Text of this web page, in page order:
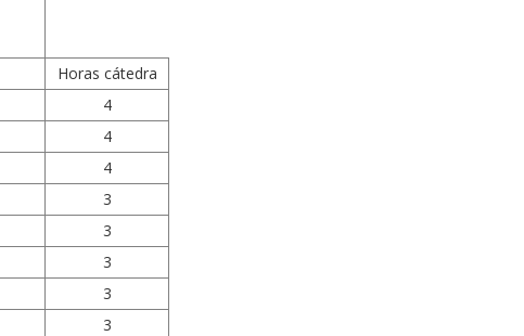
Horas cátedra
4
4
4
3
3
3
3
3